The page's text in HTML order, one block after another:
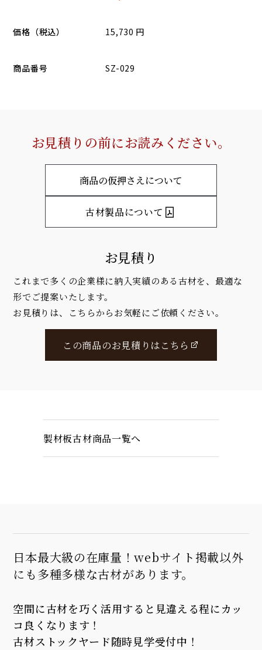
価格（税込） 15,730 円
商品番号 SZ-029
お見積りの前にお読みください。
商品の仮押さえについて
古材製品について
お見積り
これまで多くの企業様に納入実績のある古材を、最適な
形でご提案いたします。
お見積りは、こちらからお気軽にご依頼ください。
この商品のお見積りはこちら
製材板古材商品一覧へ
日本最大級の在庫量！webサイト掲載以外
にも多種多様な古材があります。
空間に古材を巧く活用すると見違える程にカッ
コ良くなります！
古材ストックヤード随時見学受付中！